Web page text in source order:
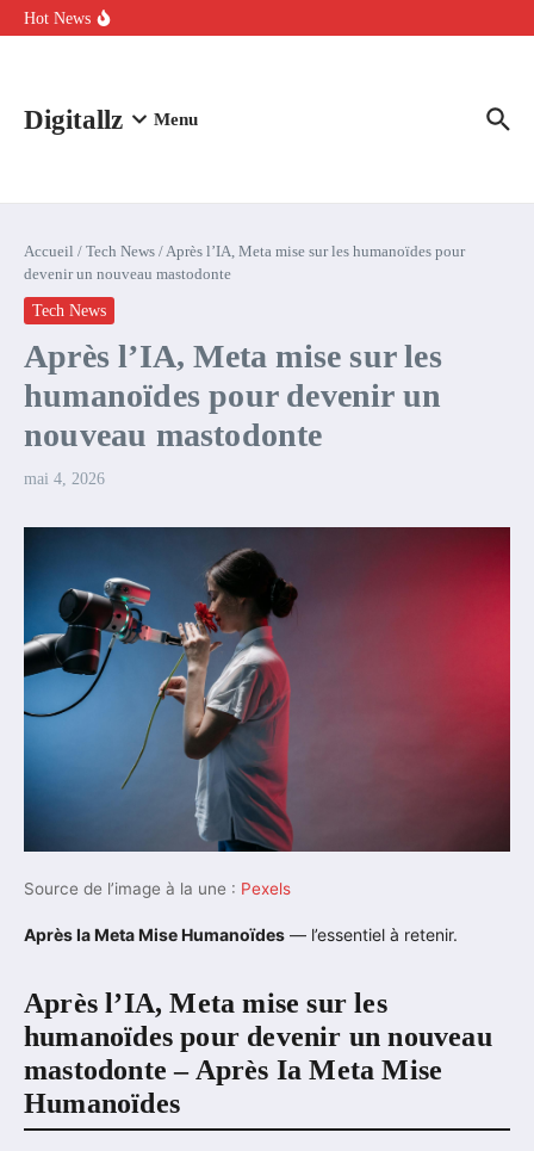
Aller au contenu
Hot News
Comment l’IA simplifie la data de caisse pour la transformer en
Digitallz Menu
Accueil / Tech News /Après l’IA, Meta mise sur les humanoïdes pour
devenir un nouveau mastodonte
Tech News
Après l’IA, Meta mise sur les
humanoïdes pour devenir un
nouveau mastodonte
mai 4, 2026
Source de l’image à la une : Pexels
Après Ia Meta Mise Humanoïdes — l’essentiel à retenir.
Après l’IA, Meta mise sur les
humanoïdes pour devenir un nouveau
mastodonte – Après Ia Meta Mise
Humanoïdes